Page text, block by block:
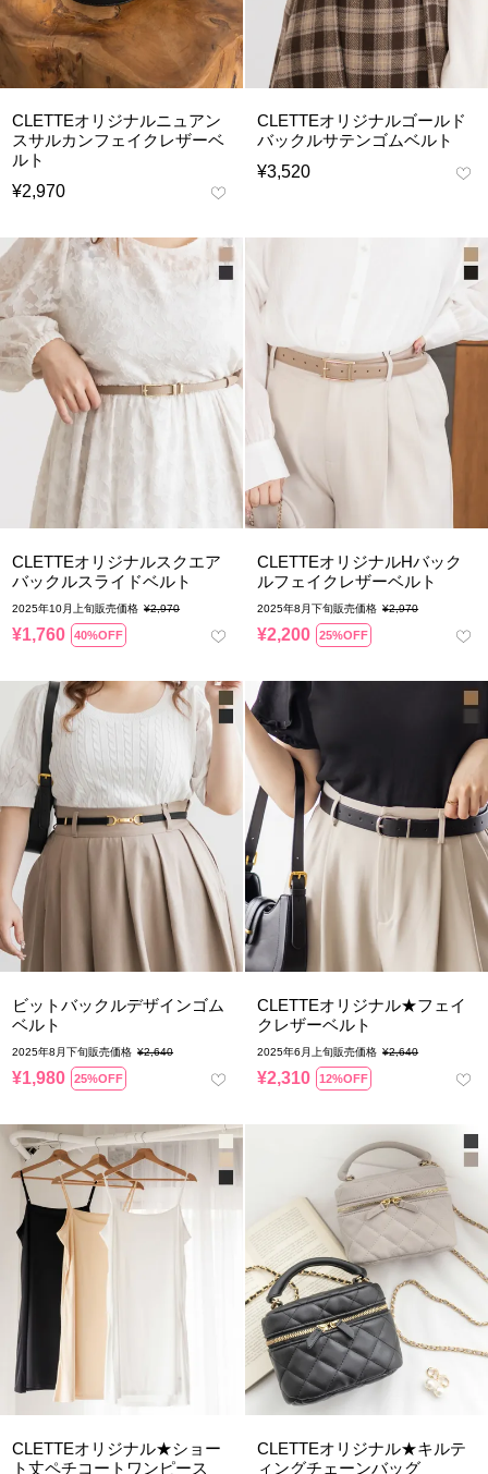
CLETTEオリジナルニュアン
スサルカンフェイクレザーベ
ルト
¥2,970
CLETTEオリジナルゴールド
バックルサテンゴムベルト
¥3,520
CLETTEオリジナルスクエア
バックルスライドベルト
2025年10月上旬販売価格 ¥2,970
¥1,760 40%OFF
CLETTEオリジナルHバック
ルフェイクレザーベルト
2025年8月下旬販売価格 ¥2,970
¥2,200 25%OFF
ビットバックルデザインゴム
ベルト
2025年8月下旬販売価格 ¥2,640
¥1,980 25%OFF
CLETTEオリジナル★フェイ
クレザーベルト
2025年6月上旬販売価格 ¥2,640
¥2,310 12%OFF
CLETTEオリジナル★ショー
ト丈ペチコートワンピース
CLETTEオリジナル★キルテ
ィングチェーンバッグ